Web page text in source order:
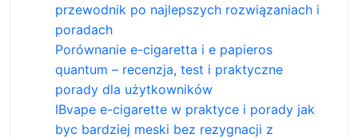
przewodnik po najlepszych rozwiązaniach i
poradach
Porównanie e-cigaretta i e papieros
quantum – recenzja, test i praktyczne
porady dla użytkowników
IBvape e-cigarette w praktyce i porady jak
byc bardziej meski bez rezygnacji z